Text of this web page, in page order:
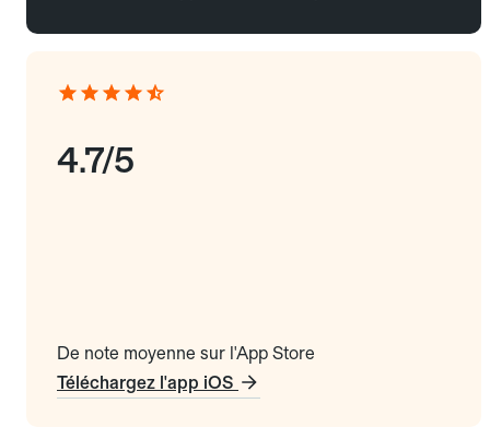
4.7/5
De note moyenne sur l'App Store
Téléchargez l'app iOS